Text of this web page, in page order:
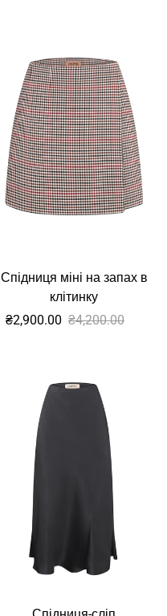
Спідниця міні на запах в
клітинку
Sale
₴2,900.00
Звичайна ₴4,200.00